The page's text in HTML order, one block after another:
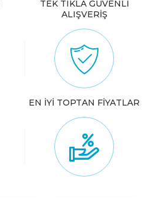
TEK TIKLA GÜVENLİ
ALIŞVERİŞ
EN İYİ TOPTAN FİYATLAR